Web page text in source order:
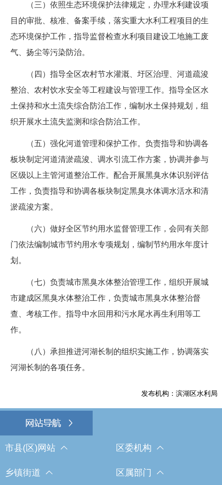
（三）依照生态环境保护法律规定，办理水利建设项
目的审批、核准、备案手续，落实重大水利工程项目的生
态环境保护工作，指导监督检查水利项目建设工地施工废
气、扬尘等污染防治。
（四）指导全区农村节水灌溉、圩区治理、河道疏浚
整治、农村饮水安全等工程建设与管理工作。指导全区水
土保持和水土流失综合防治工作，编制水土保持规划，组
织开展水土流失监测和综合防治工作。
（五）强化河道管理和保护工作。负责指导和协调各
板块制定河道清淤疏浚、调水引流工作方案，协调并参与
区级以上主管河道整治工作。配合开展黑臭水体识别评估
工作，负责指导和协调各板块制定黑臭水体调水活水和清
淤疏浚方案。
（六）做好全区节约用水监督管理工作，会同有关部
门依法编制城市节约用水专项规划，编制节约用水年度计
划。
（七）负责城市黑臭水体整治管理工作，组织开展城
市建成区黑臭水体整治工作，负责城市黑臭水体整治督
查、考核工作。指导中水回用和污水尾水再生利用等工
作。
（八）承担推进河湖长制的组织实施工作，协调落实
河湖长制的各项任务。
发布机构：滨湖区水利局
市县(区)网站 区委机构
乡镇街道 区属部门